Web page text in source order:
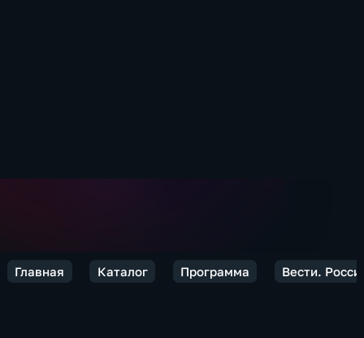
Главная Каталог Программа Вести.